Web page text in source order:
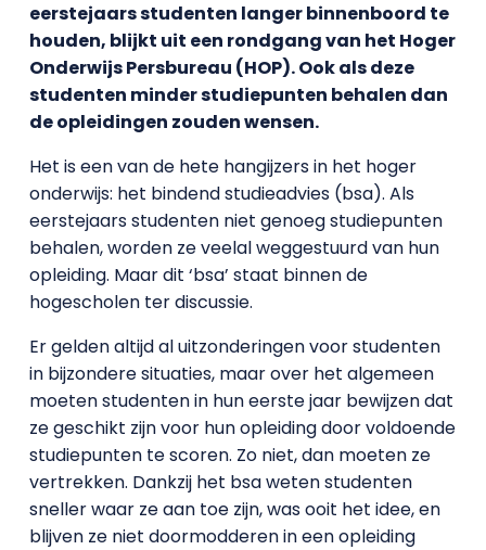
eerstejaars studenten langer binnenboord te
houden, blijkt uit een rondgang van het Hoger
Onderwijs Persbureau (HOP). Ook als deze
studenten minder studiepunten behalen dan
de opleidingen zouden wensen.
Het is een van de hete hangijzers in het hoger
onderwijs: het bindend studieadvies (bsa). Als
eerstejaars studenten niet genoeg studiepunten
behalen, worden ze veelal weggestuurd van hun
opleiding. Maar dit ‘bsa’ staat binnen de
hogescholen ter discussie.
Er gelden altijd al uitzonderingen voor studenten
in bijzondere situaties, maar over het algemeen
moeten studenten in hun eerste jaar bewijzen dat
ze geschikt zijn voor hun opleiding door voldoende
studiepunten te scoren. Zo niet, dan moeten ze
vertrekken. Dankzij het bsa weten studenten
sneller waar ze aan toe zijn, was ooit het idee, en
blijven ze niet doormodderen in een opleiding